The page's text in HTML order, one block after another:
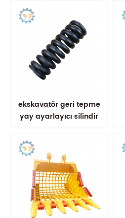
ekskavatör geri tepme
yay ayarlayıcı silindir